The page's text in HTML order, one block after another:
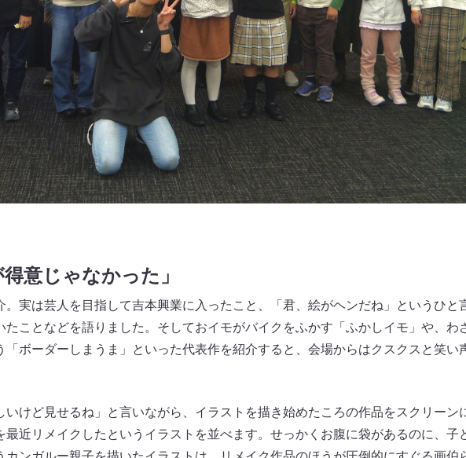
意じゃなかった」
。実は芸人を目指して吉本興業に入ったこと、「君、絵がヘンだね」というひと
たことなどを語りました。そしておイモがバイクをふかす「ふかしイモ」や、わ
「ボーダーしまうま」といった代表作を紹介すると、会場からはクスクスと笑い
いけど見せるね」と言いながら、イラストを描き始めたころの作品をスクリーン
近リメイクしたというイラストを並べます。せっかくお腹に袋があるのに、子